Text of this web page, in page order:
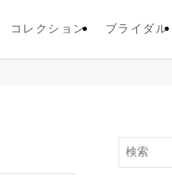
コレクション ブライダル